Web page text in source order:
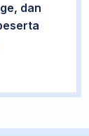
dan